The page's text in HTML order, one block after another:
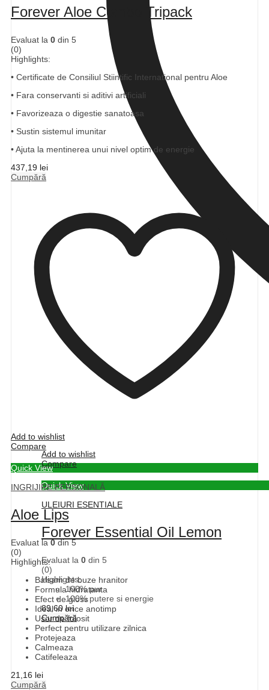
Add to wishlist
Compare
Quick View
ULEIURI ESENTIALE
Forever Essential Oil Lemon
Evaluat la 0 din 5
(0)
Highlights:
100% pur
100% putere si energie
89,60lei
Cumpără
Forever Aloe Combo Tripack
Evaluat la 0 din 5
(0)
Highlights:
• Certificate de Consiliul Stiintific International pentru Aloe
• Fara conservanti si aditivi artificiali
• Favorizeaza o digestie sanatoasa
• Sustin sistemul imunitar
• Ajuta la mentinerea unui nivel optim de energie
437,19 lei
Cumpără
Add to wishlist
Compare
Quick View
INGRIJIRE PERSONALĂ
Aloe Lips
Evaluat la0din 5
(0)
Highlights:
Balsam de buze hranitor
Formula hidratanta
Efect de gloss
Ideal in orice anotimp
Usor de folosit
Perfect pentru utilizare zilnica
Protejeaza
Calmeaza
Catifeleaza
21,16 lei
Cumpără